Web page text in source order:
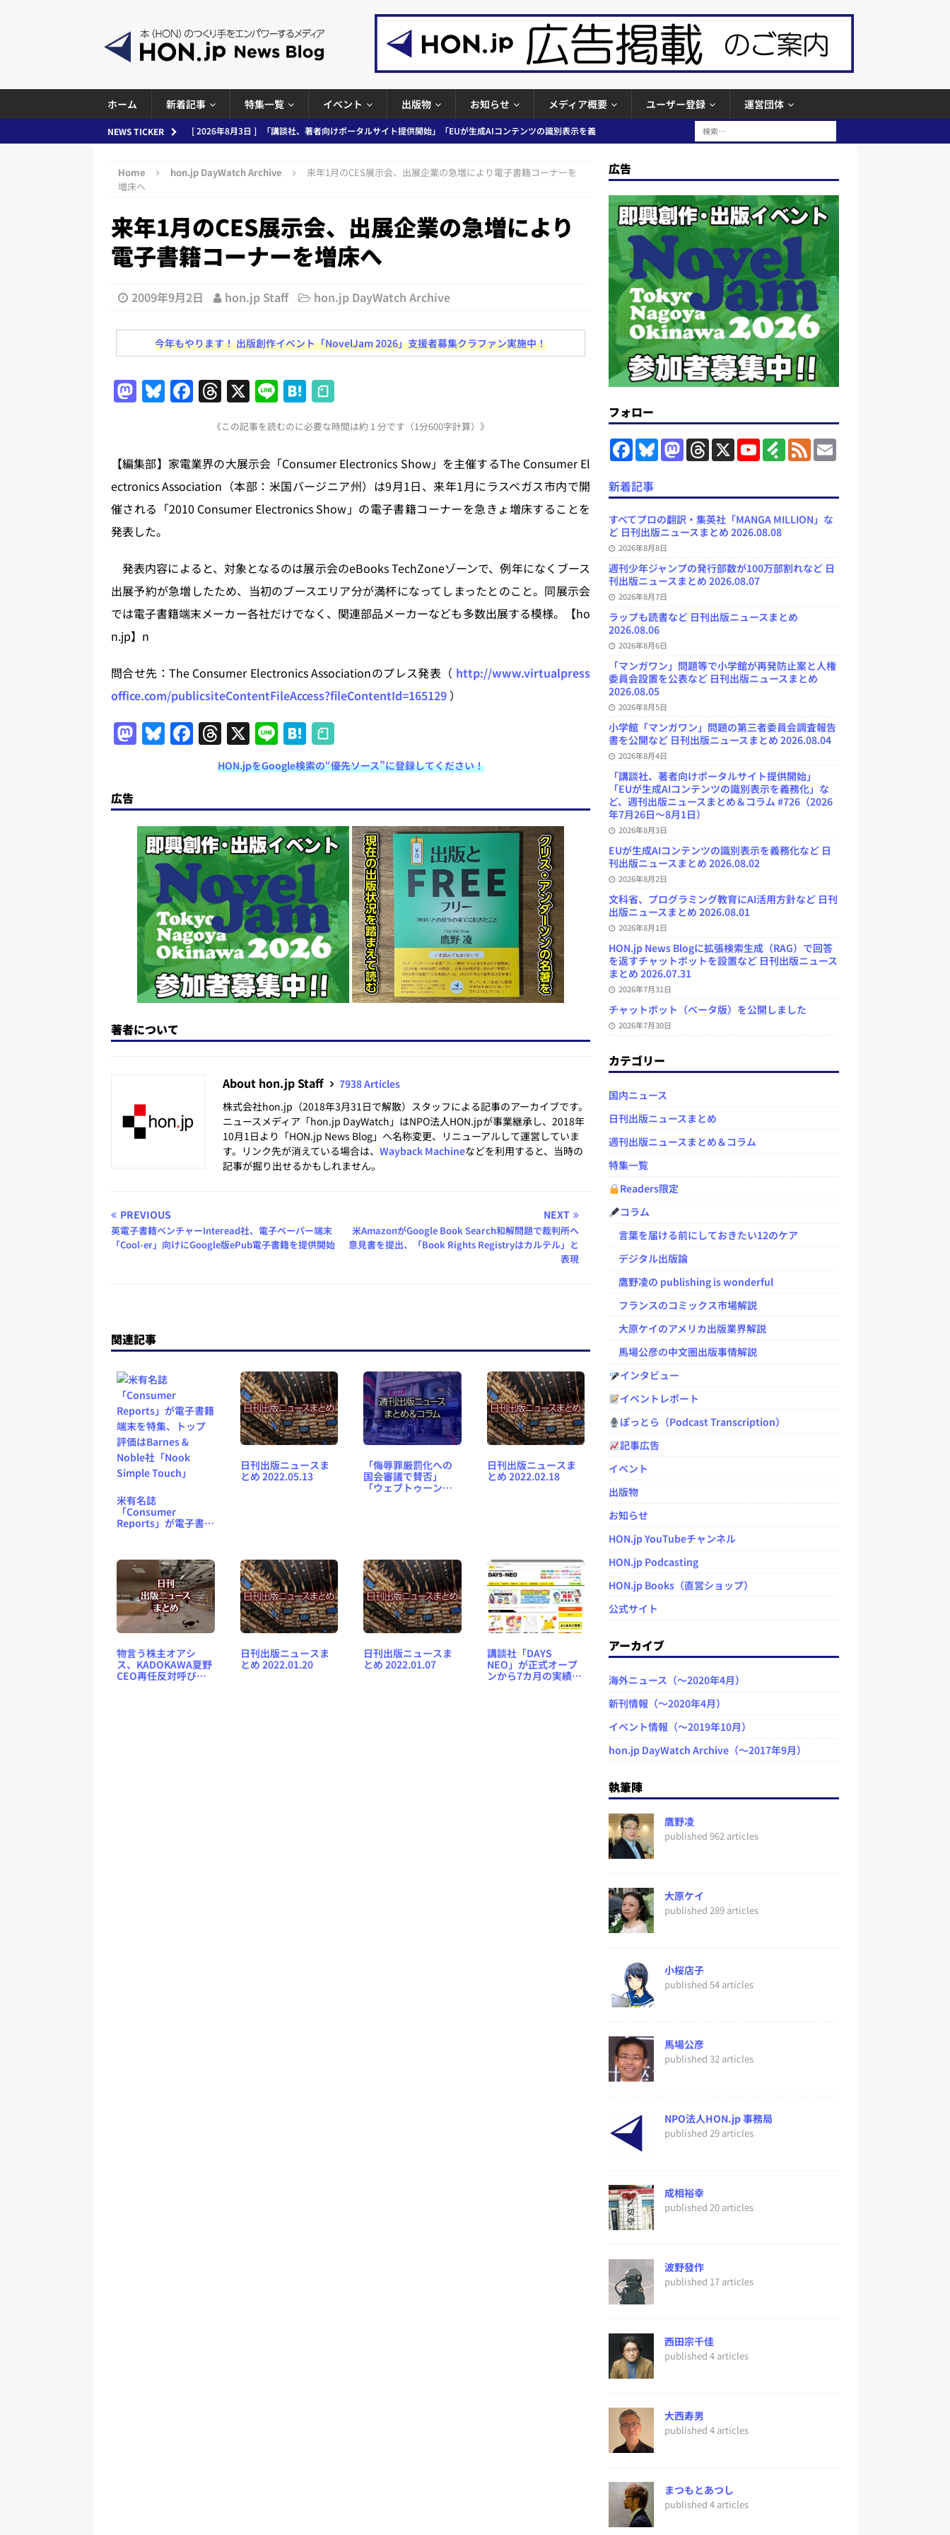
ホーム 新着記事 特集一覧 イベント 出版物 お知らせ メディア概要 ユーザー登録 運営団体
NEWS TICKER [ 2026年8月3日 ]
「講談社、著者向けポータルサイト提供開始」「EUが生成AIコンテンツの識別表示を義
とめ＆コラム
日刊出版ニュースまとめ
[ 2026年8月1日 ] 文科省、プログラミング教育にAI活用方針など 日刊出版ニュースまとめ 2026.08.01
[ 2026年7月31日 ] HON.jp News Blogに拡張検索生成（RAG）で回答を返すチャットボットを設置など
[ 2026年7月30日 ] チャットボット（ベータ版）を公開しました
お知らせ
2026.08.08
日刊出版ニュースまとめ
[ 2026年8月6日 ] ラップも読書など 日刊出版ニュースまとめ 2026.08.06
日刊出版ニュースまとめ
[ 2026年8月5日 ] 「マンガワン」問題等で小学館が再発防止案と人権委員会設置を公表など 日刊出版ニュ
ースまとめ 2026.08.05
日刊出版ニュースまとめ
め 2026.08.04
日刊出版ニュースまとめ
Home hon.jp DayWatch Archive
来年1月のCES展示会、出展企業の急増により電子書籍コーナーを
増床へ
来年1月のCES展示会、出展企業の急増により
電子書籍コーナーを増床へ
2009年9月2日 hon.jp Staff hon.jp DayWatch Archive
今年もやります！ 出版創作イベント「NovelJam 2026」支援者募集クラファン実施中！
M
o
d
o
n
Bl
s
k
y
F
e
b
o
T
re
a
d
s
X Li
n
e
H
at
e
n
a
《この記事を読むのに必要な時間は約 1 分です（1分600字計算）》
【編集部】家電業界の大展示会「Consumer Electronics Show」を主催するThe Consumer El
ectronics Association（本部：米国バージニア州）は9月1日、来年1月にラスベガス市内で開
催される「2010 Consumer Electronics Show」の電子書籍コーナーを急きょ増床することを
発表した。
発表内容によると、対象となるのは展示会のeBooks TechZoneゾーンで、例年になくブース
出展予約が急増したため、当初のブースエリア分が満杯になってしまったとのこと。同展示会
では電子書籍端末メーカー各社だけでなく、関連部品メーカーなども多数出展する模様。【ho
n.jp】n
問合せ先：The Consumer Electronics Associationのプレス発表（ http://www.virtualpress
office.com/publicsiteContentFileAccess?fileContentId=165129 ）
M
a
o
d
o
n
Bl
u
s
k
y
F
a
e
b
o
o
k
T
h
re
a
d
s
X Li
n
e
H
at
e
n
a
HON.jpをGoogle検索の“優先ソース”に登録してください！
広告
著者について
About hon.jp Staff
7938 Articles
株式会社hon.jp（2018年3月31日で解散）スタッフによる記事のアーカイブです。
ニュースメディア「hon.jp DayWatch」はNPO法人HON.jpが事業継承し、2018年
10月1日より「HON.jp News Blog」へ名称変更、リニューアルして運営していま
す。リンク先が消えている場合は、 Wayback Machineなどを利用すると、当時の
記事が掘り出せるかもしれません。
PREVIOUS
英電子書籍ベンチャーInteread社、電子ペーパー端末
「Cool-er」向けにGoogle版ePub電子書籍を提供開始
NEXT
米AmazonがGoogle Book Search和解問題で裁判所へ
意見書を提出、「Book Rights Registryはカルテル」と
表現
関連記事
米有名誌
「Consumer
Reports」が電子書籍
Noble社「Nook
Simple Touch」
日刊出版ニュースま
とめ 2022.05.13
「侮辱罪厳罰化への
国会審議で賛否」
「ウェブトゥーン参
日刊出版ニュースま
とめ 2022.02.18
物言う株主オアシ
ス、KADOKAWA夏野
CEO再任反対呼びか
日刊出版ニュースま
とめ 2022.01.20
日刊出版ニュースま
とめ 2022.01.07
講談社「DAYS
NEO」が正式オープ
ンから7カ月の実績を
広告
フォロー
F
a
e
b
o
o
k
B
l
k
y
M
a
d
o
n
T
h
d
s
X
Y
o
b
e
C
h
n
e
F
e
y
F
e
E
m
新着記事
すべてプロの翻訳・集英社「MANGA MILLION」な
ど 日刊出版ニュースまとめ 2026.08.08
2026年8月8日
週刊少年ジャンプの発行部数が100万部割れなど 日
刊出版ニュースまとめ 2026.08.07
2026年8月7日
ラップも読書など 日刊出版ニュースまとめ
2026.08.06
2026年8月6日
「マンガワン」問題等で小学館が再発防止案と人権
委員会設置を公表など 日刊出版ニュースまとめ
2026.08.05
2026年8月5日
小学館「マンガワン」問題の第三者委員会調査報告
書を公開など 日刊出版ニュースまとめ 2026.08.04
2026年8月4日
「講談社、著者向けポータルサイト提供開始」
「EUが生成AIコンテンツの識別表示を義務化」な
ど、週刊出版ニュースまとめ＆コラム #726（2026
年7月26日～8月1日）
2026年8月3日
EUが生成AIコンテンツの識別表示を義務化など 日
刊出版ニュースまとめ 2026.08.02
2026年8月2日
文科省、プログラミング教育にAI活用方針など 日刊
出版ニュースまとめ 2026.08.01
2026年8月1日
HON.jp News Blogに拡張検索生成（RAG）で回答
を返すチャットボットを設置など 日刊出版ニュース
まとめ 2026.07.31
2026年7月31日
チャットボット（ベータ版）を公開しました
2026年7月30日
カテゴリー
国内ニュース
日刊出版ニュースまとめ
週刊出版ニュースまとめ＆コラム
特集一覧
Readers限定
コラム
言葉を届ける前にしておきたい12のケア
デジタル出版論
鷹野凌の publishing is wonderful
フランスのコミックス市場解説
大原ケイのアメリカ出版業界解説
馬場公彦の中文圏出版事情解説
インタビュー
イベントレポート
ぽっとら（Podcast Transcription）
記事広告
イベント
出版物
お知らせ
HON.jp YouTubeチャンネル
HON.jp Podcasting
HON.jp Books（直営ショップ）
公式サイト
アーカイブ
海外ニュース（～2020年4月）
新刊情報（～2020年4月）
イベント情報（～2019年10月）
hon.jp DayWatch Archive（～2017年9月）
執筆陣
鷹野凌
published 962 articles
大原ケイ
published 289 articles
小桜店子
published 54 articles
馬場公彦
published 32 articles
NPO法人HON.jp 事務局
published 29 articles
成相裕幸
published 20 articles
波野發作
published 17 articles
西田宗千佳
published 4 articles
大西寿男
published 4 articles
まつもとあつし
published 4 articles